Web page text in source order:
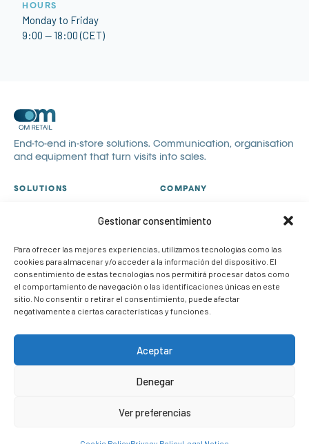
Gestionar consentimiento
Para ofrecer las mejores experiencias, utilizamos tecnologías como las
cookies para almacenar y/o acceder a la información del dispositivo. El
consentimiento de estas tecnologías nos permitirá procesar datos como
el comportamiento de navegación o las identificaciones únicas en este
sitio. No consentir o retirar el consentimiento, puede afectar
negativamente a ciertas características y funciones.
Aceptar
Denegar
Ver preferencias
HOURS
Monday to Friday
9:00 — 18:00 (CET)
End-to-end in-store solutions. Communication, organisation
and equipment that turn visits into sales.
SOLUTIONS
Visual merchandising
POP
Case studies
COMPANY
Blog
Contact
Work with us
CONTACT
LinkedIn